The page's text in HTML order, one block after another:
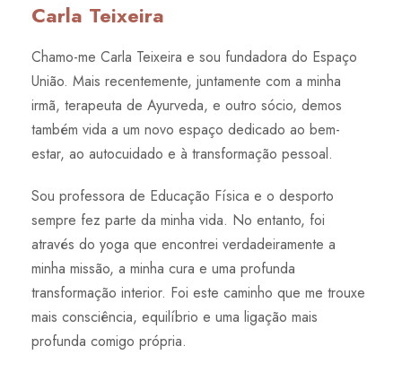
Carla Teixeira
Chamo-me Carla Teixeira e sou fundadora do Espaço
União. Mais recentemente, juntamente com a minha
irmã, terapeuta de Ayurveda, e outro sócio, demos
também vida a um novo espaço dedicado ao bem-
estar, ao autocuidado e à transformação pessoal.
Sou professora de Educação Física e o desporto
sempre fez parte da minha vida. No entanto, foi
através do yoga que encontrei verdadeiramente a
minha missão, a minha cura e uma profunda
transformação interior. Foi este caminho que me trouxe
mais consciência, equilíbrio e uma ligação mais
profunda comigo própria.